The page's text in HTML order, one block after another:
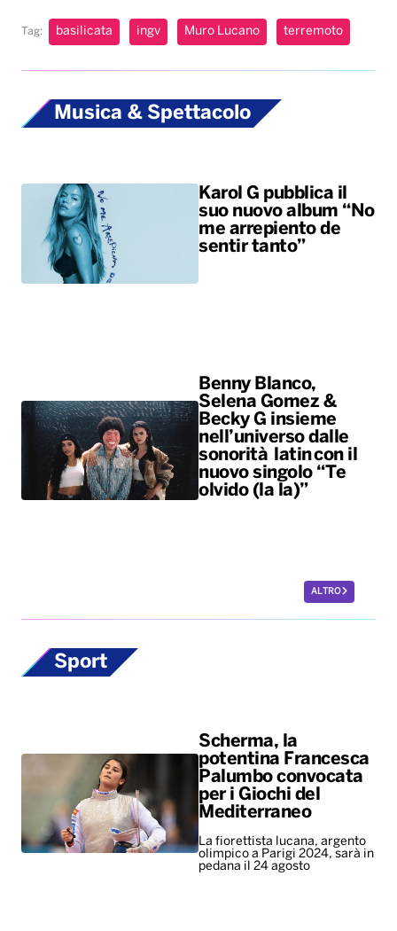
Tag: basilicata ingv Muro Lucano terremoto
Musica & Spettacolo
Karol G pubblica il
suo nuovo album “No
me arrepiento de
sentir tanto”
Benny Blanco,
Selena Gomez &
Becky G insieme
nell’universo dalle
sonorità latin con il
nuovo singolo “Te
olvido (la la)”
ALTRO
Sport
Scherma, la
potentina Francesca
Palumbo convocata
per i Giochi del
Mediterraneo
La fiorettista lucana, argento
olimpico a Parigi 2024, sarà in
pedana il 24 agosto